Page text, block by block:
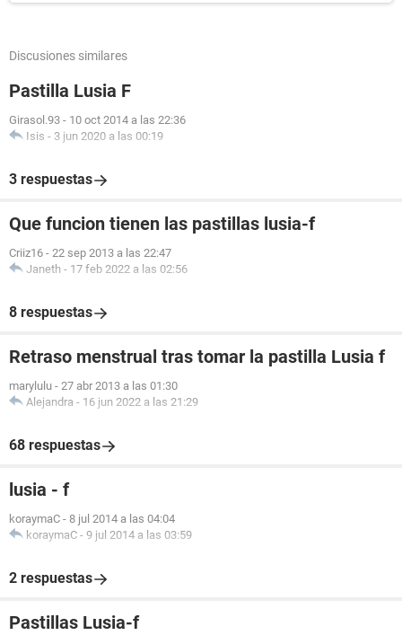
Discusiones similares
Pastilla Lusia F
Girasol.93 - 10 oct 2014 a las 22:36
Isis - 3 jun 2020 a las 00:19
3 respuestas
Que funcion tienen las pastillas lusia-f
Criiz16 - 22 sep 2013 a las 22:47
Janeth - 17 feb 2022 a las 02:56
8 respuestas
Retraso menstrual tras tomar la pastilla Lusia f
marylulu - 27 abr 2013 a las 01:30
Alejandra - 16 jun 2022 a las 21:29
68 respuestas
lusia - f
koraymaC - 8 jul 2014 a las 04:04
koraymaC - 9 jul 2014 a las 03:59
2 respuestas
Pastillas Lusia-f